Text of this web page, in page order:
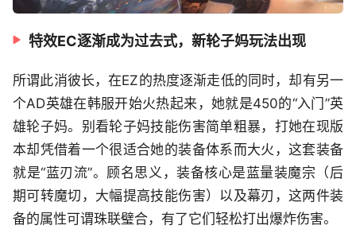
特效EC逐渐成为过去式，新轮子妈玩法出现
所谓此消彼长，在EZ的热度逐渐走低的同时，却有另一
个AD英雄在韩服开始火热起来，她就是450的“入门”英
雄轮子妈。别看轮子妈技能伤害简单粗暴，打她在现版
本却凭借着一个很适合她的装备体系而大火，这套装备
就是“蓝刃流”。顾名思义，装备核心是蓝量装魔宗（后
期可转魔切，大幅提高技能伤害）以及幕刃，这两件装
备的属性可谓珠联璧合，有了它们轻松打出爆炸伤害。